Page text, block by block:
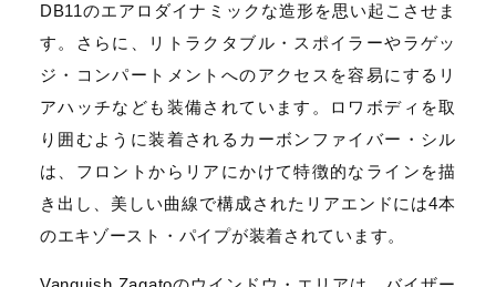
DB11のエアロダイナミックな造形を思い起こさせま
す。さらに、リトラクタブル・スポイラーやラゲッ
ジ・コンパートメントへのアクセスを容易にするリ
アハッチなども装備されています。ロワボディを取
り囲むように装着されるカーボンファイバー・シル
は、フロントからリアにかけて特徴的なラインを描
き出し、美しい曲線で構成されたリアエンドには4本
のエキゾースト・パイプが装着されています。